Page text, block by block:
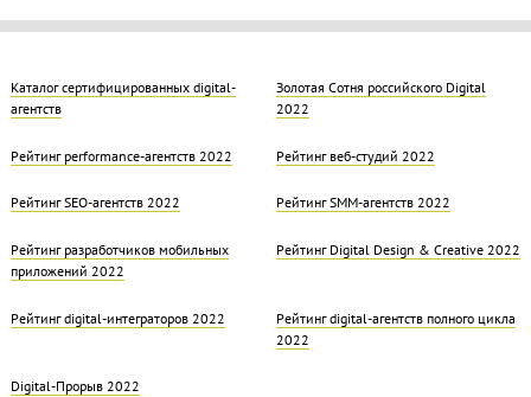
Каталог сертифицированных digital-
агентств
Золотая Cотня российского Digital
2022
Рейтинг performance-агентств 2022 Рейтинг веб-студий 2022
Рейтинг SEO-агентств 2022 Рейтинг SMM-агентств 2022
Рейтинг разработчиков мобильных
приложений 2022
Рейтинг Digital Design & Creative 2022
Рейтинг digital-интеграторов 2022
Рейтинг digital-агентств полного цикла
2022
Digital-Прорыв 2022